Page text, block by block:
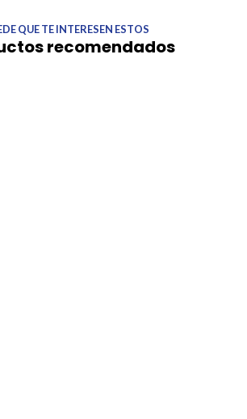
QUE TE INTERESEN ESTOS
recomendados